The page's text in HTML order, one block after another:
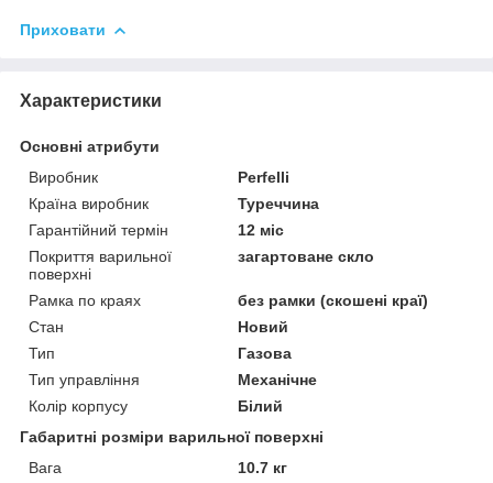
Приховати
Характеристики
Основні атрибути
Виробник
Perfelli
Країна виробник
Туреччина
Гарантійний термін
12 міс
Покриття варильної
поверхні
загартоване скло
Рамка по краях
без рамки (скошені краї)
Стан
Новий
Тип
Газова
Тип управління
Механічне
Колір корпусу
Білий
Габаритні розміри варильної поверхні
Вага
10.7 кг